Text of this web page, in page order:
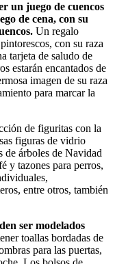
un juego de cuencos
de cena, con su
Un regalo
con su raza
tarjeta de saludo de
estarán encantados de
imagen de su raza
para marcar la
de figuritas con la
figuras de vidrio
de árboles de Navidad
y tazones para perros,
entre otros, también
ser modelados
toallas bordadas de
para las puertas,